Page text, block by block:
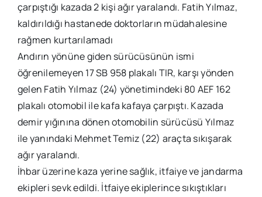
çarpıştığı kazada 2 kişi ağır yaralandı. Fatih Yılmaz,
kaldırıldığı hastanede doktorların müdahalesine
rağmen kurtarılamadı
Andırın yönüne giden sürücüsünün ismi
öğrenilemeyen 17 SB 958 plakalı TIR, karşı yönden
gelen Fatih Yılmaz (24) yönetimindeki 80 AEF 162
plakalı otomobil ile kafa kafaya çarpıştı. Kazada
demir yığınına dönen otomobilin sürücüsü Yılmaz
ile yanındaki Mehmet Temiz (22) araçta sıkışarak
ağır yaralandı.
İhbar üzerine kaza yerine sağlık, itfaiye ve jandarma
ekipleri sevk edildi. İtfaiye ekiplerince sıkıştıkları